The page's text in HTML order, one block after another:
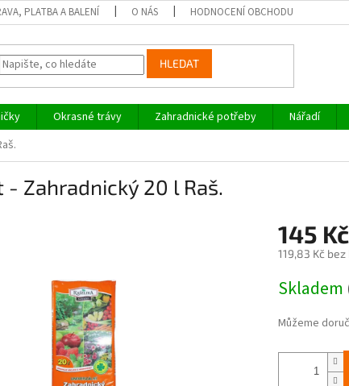
PLATBA A BALENÍ O NÁS HODNOCENÍ OBCHODU
HLEDAT
Okrasné trávy Zahradnické potřeby Nářadí
- Zahradnický 20 l Raš.
145 Kč
119,83 Kč bez
cena:
Skladem
Můžeme